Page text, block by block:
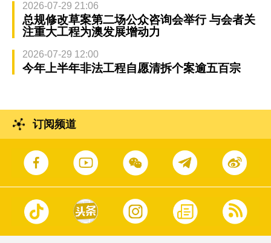
2026-07-29 21:06
总规修改草案第二场公众咨询会举行 与会者关
注重大工程为澳发展增动力
2026-07-29 12:00
今年上半年非法工程自愿清拆个案逾五百宗
订阅频道